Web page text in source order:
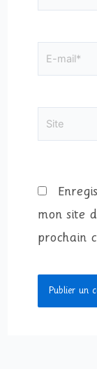
E-
mail*
Site
mon site
prochain